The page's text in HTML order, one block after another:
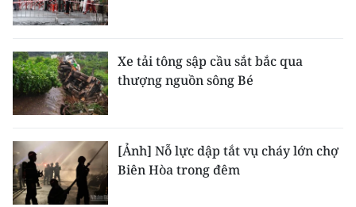
Xe tải tông sập cầu sắt bắc qua
thượng nguồn sông Bé
[Ảnh] Nỗ lực dập tắt vụ cháy lớn chợ
Biên Hòa trong đêm